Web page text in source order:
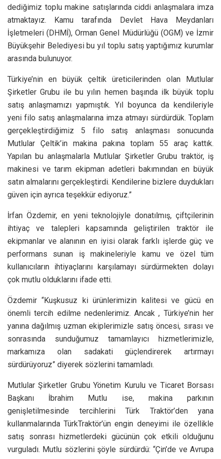
dediğimiz toplu makine satışlarında ciddi anlaşmalara imza
atmaktayız. Kamu tarafında Devlet Hava Meydanları
İşletmeleri (DHMİ), Orman Genel Müdürlüğü (OGM) ve İzmir
Büyükşehir Belediyesi bu yıl toplu satış yaptığımız kurumlar
arasında bulunuyor.
Türkiye’nin en büyük çeltik üreticilerinden olan Mutlular
Şirketler Grubu ile bu yılın hemen başında ilk büyük toplu
satış anlaşmamızı yapmıştık. Yıl boyunca da kendileriyle
yeni filo satış anlaşmalarına imza atmayı sürdürdük. Toplam
gerçekleştirdiğimiz 5 filo satış anlaşması sonucunda
Mutlular Çeltik’in makina pakına toplam 55 araç kattık.
Yapılan bu anlaşmalarla Mutlular Şirketler Grubu traktör, iş
makinesi ve tarım ekipman adetleri bakımından en büyük
satın almalarını gerçekleştirdi. Kendilerine bizlere duydukları
güven için ayrıca teşekkür ediyoruz.”
İrfan Özdemir, en yeni teknolojiyle donatılmış, çiftçilerinin
ihtiyaç ve talepleri kapsamında geliştirilen traktör ile
ekipmanlar ve alanının en iyisi olarak farklı işlerde güç ve
performans sunan iş makineleriyle kamu ve özel tüm
kullanıcıların ihtiyaçlarını karşılamayı sürdürmekten dolayı
çok mutlu olduklarını ifade etti.
Özdemir “Kuşkusuz ki ürünlerimizin kalitesi ve gücü en
önemli tercih edilme nedenlerimiz. Ancak , Türkiye’nin her
yanına dağılmış uzman ekiplerimizle satış öncesi, sırası ve
sonrasında sunduğumuz tamamlayıcı hizmetlerimizle,
markamıza olan sadakati güçlendirerek artırmayı
sürdürüyoruz” diyerek sözlerini tamamladı.
Mutlular Şirketler Grubu Yönetim Kurulu ve Ticaret Borsası
Başkanı İbrahim Mutlu ise, makina parkının
genişletilmesinde tercihlerini Türk Traktör’den yana
kullanmalarında TürkTraktör’ün engin deneyimi ile özellikle
satış sonrası hizmetlerdeki gücünün çok etkili olduğunu
vurguladı. Mutlu sözlerini şöyle sürdürdü: “Çin’de ve Avrupa